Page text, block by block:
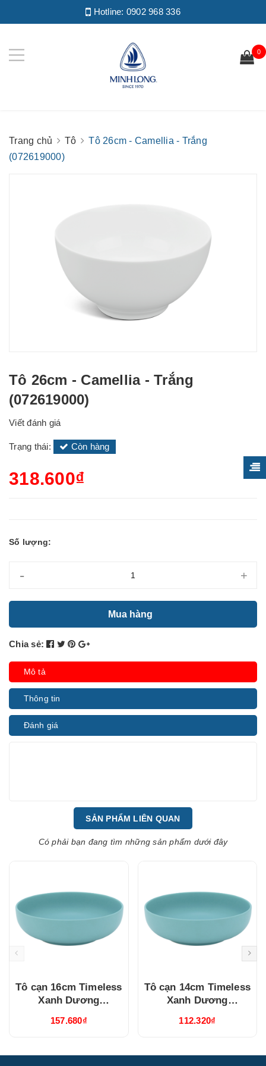
Hotline: 0902 968 336
0
Trang chủ Tô
Tô 26cm - Camellia - Trắng
(072619000)
Tô 26cm - Camellia - Trắng
(072619000)
Viết đánh giá
Trạng thái: Còn hàng
318.600₫
Số lượng:
- +
Mua hàng
Chia sẻ:
Mô tả
Thông tin
Đánh giá
SẢN PHẨM LIÊN QUAN
Có phải bạn đang tìm những sản phẩm dưới đây
Tô cạn 16cm Timeless
Xanh Dương
157.680₫
Tô cạn 14cm Timeless
Xanh Dương
112.320₫